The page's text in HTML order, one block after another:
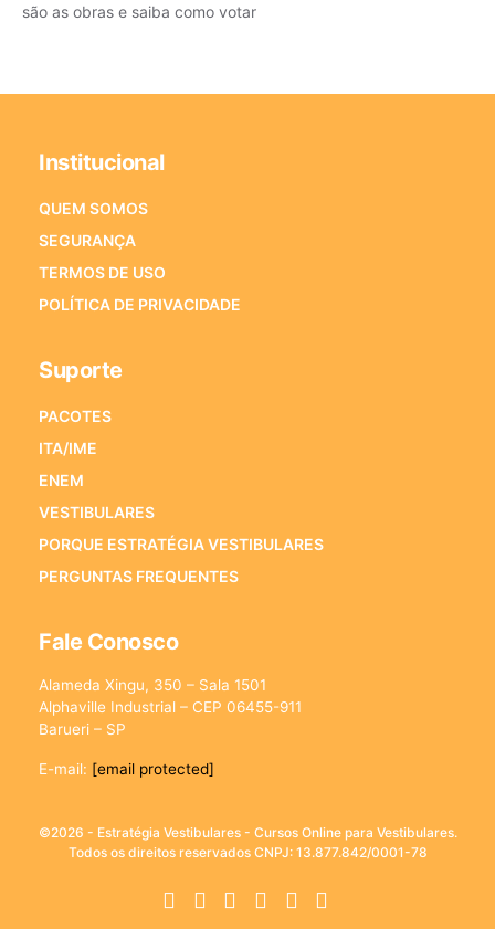
são as obras e saiba como votar
Institucional
QUEM SOMOS
SEGURANÇA
TERMOS DE USO
POLÍTICA DE PRIVACIDADE
Suporte
PACOTES
ITA/IME
ENEM
VESTIBULARES
PORQUE ESTRATÉGIA VESTIBULARES
PERGUNTAS FREQUENTES
Fale Conosco
Alameda Xingu, 350 – Sala 1501
Alphaville Industrial – CEP 06455-911
Barueri – SP
E-mail: [email protected]
©2026 - Estratégia Vestibulares - Cursos Online para Vestibulares.
Todos os direitos reservados CNPJ: 13.877.842/0001-78